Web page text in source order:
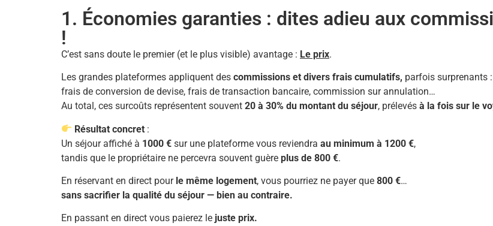
1. Économies garanties : dites adieu aux
!
C’est sans doute le premier (et le plus visible) avantage : Le prix.
Les grandes plateformes appliquent des commissions et divers frais cumulatifs, parfois surprenants :
frais de conversion de devise, frais de transaction bancaire, commission sur annulation…
Au total, ces surcoûts représentent souvent 20 à 30% du montant du séjour, prélevés à la fois sur le
Résultat concret :
Un séjour affiché à 1000 € sur une plateforme vous reviendra au minimum à 1200 €,
tandis que le propriétaire ne percevra souvent guère plus de 800 €.
En réservant en direct pour le même logement, vous pourriez ne payer que 800 €…
sans sacrifier la qualité du séjour — bien au contraire.
En passant en direct vous paierez le juste prix.